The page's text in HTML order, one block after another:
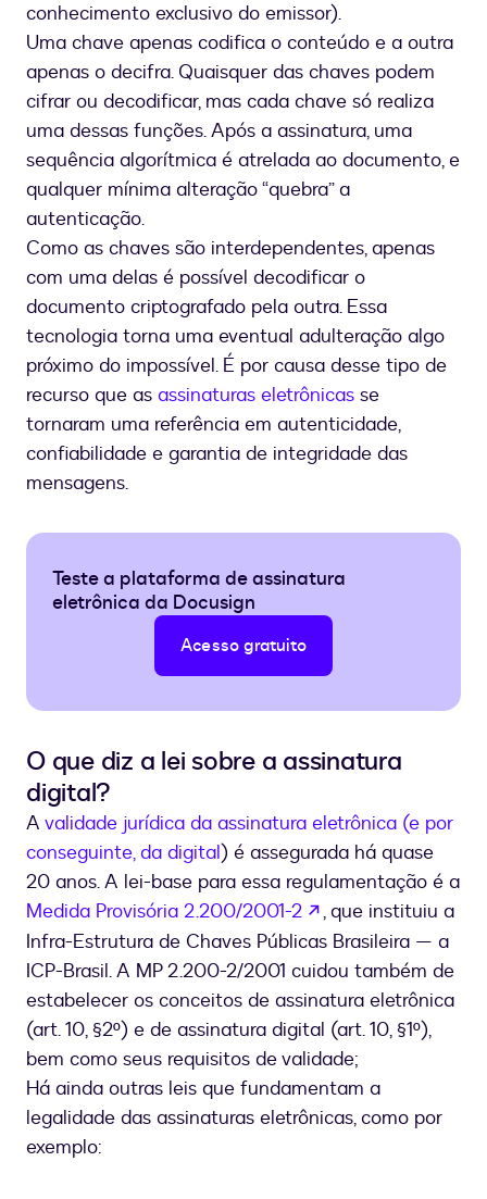
conhecimento exclusivo do emissor).
Uma chave apenas codifica o conteúdo e a outra
apenas o decifra. Quaisquer das chaves podem
cifrar ou decodificar, mas cada chave só realiza
uma dessas funções. Após a assinatura, uma
sequência algorítmica é atrelada ao documento, e
qualquer mínima alteração “quebra” a
autenticação.
Como as chaves são interdependentes, apenas
com uma delas é possível decodificar o
documento criptografado pela outra. Essa
tecnologia torna uma eventual adulteração algo
próximo do impossível. É por causa desse tipo de
recurso que as assinaturas eletrônicas se
tornaram uma referência em autenticidade,
confiabilidade e garantia de integridade das
mensagens.
Teste a plataforma de assinatura
eletrônica da Docusign
Acesso gratuito
O que diz a lei sobre a assinatura
digital?
A validade jurídica da assinatura eletrônica (e por
conseguinte, da digital) é assegurada há quase
20 anos. A lei-base para essa regulamentação é a
Medida Provisória 2.200/2001-2
se abre en una
, que instituiu a
Infra-Estrutura de Chaves Públicas Brasileira — a
ICP-Brasil. A MP 2.200-2/2001 cuidou também de
estabelecer os conceitos de assinatura eletrônica
(art. 10, §2º) e de assinatura digital (art. 10, §1º),
bem como seus requisitos de validade;
Há ainda outras leis que fundamentam a
legalidade das assinaturas eletrônicas, como por
exemplo: